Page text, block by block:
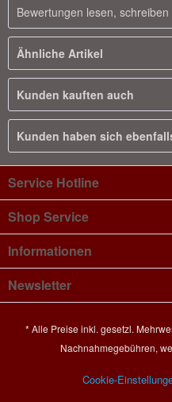
Bewertungen lesen,
Ähnliche Artikel
Kunden kauften auch
Kunden haben sich
Service Hotline
Shop Service
Informationen
Newsletter
* Alle Preise inkl. gesetzl.
Nachnahmegebühren,
Cookie-